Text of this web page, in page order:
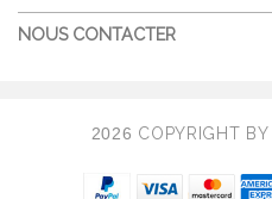
NOUS CONTACTER
2026 COPYRIGHT